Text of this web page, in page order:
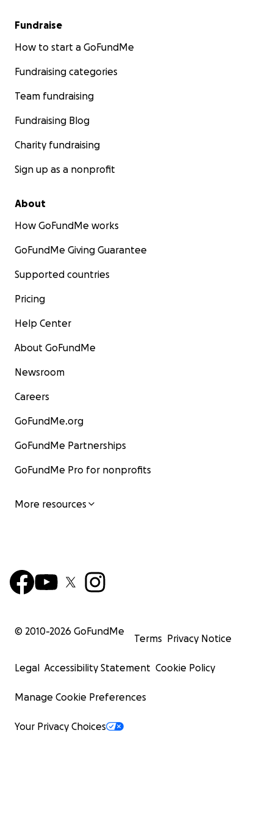
Fundraise
How to start a GoFundMe
Fundraising categories
Team fundraising
Fundraising Blog
Charity fundraising
Sign up as a nonprofit
About
How GoFundMe works
GoFundMe Giving Guarantee
Supported countries
Pricing
Help Center
About GoFundMe
Newsroom
Careers
GoFundMe.org
GoFundMe Partnerships
GoFundMe Pro for nonprofits
More resources
© 2010-2026 GoFundMe
Terms Privacy Notice
Legal Accessibility Statement Cookie Policy
Manage Cookie Preferences
Your Privacy Choices